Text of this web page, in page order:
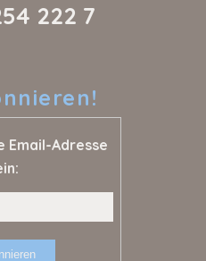
222 7
Email-Adresse